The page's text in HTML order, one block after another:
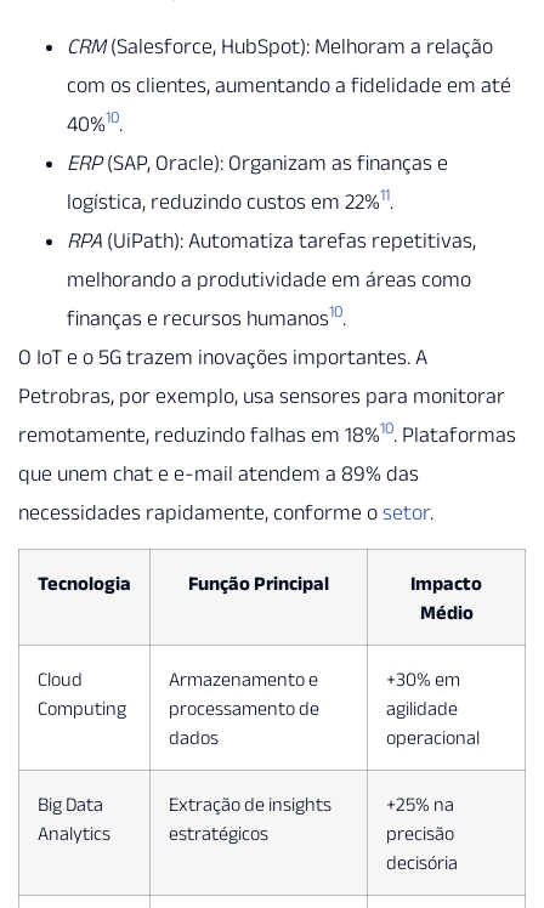
CRM(Salesforce, HubSpot): Melhoram a relação
com os clientes, aumentando a fidelidade em até
40%10.
ERP(SAP, Oracle): Organizam as finanças e
logística, reduzindo custos em 22%11.
RPA (UiPath): Automatiza tarefas repetitivas,
melhorando a produtividade em áreas como
finanças e recursos humanos10.
O IoT e o 5G trazem inovações importantes. A
Petrobras, por exemplo, usa sensores para monitorar
remotamente, reduzindo falhas em 18%10. Plataformas
que unem chat e e-mail atendem a 89% das
necessidades rapidamente, conforme o setor.
Tecnologia Função Principal
Impacto
Médio
Cloud
Computing
Armazenamento e
processamento de
dados
+30% em
agilidade
operacional
Big Data
Analytics
Extração de insights
estratégicos
+25% na
precisão
decisória